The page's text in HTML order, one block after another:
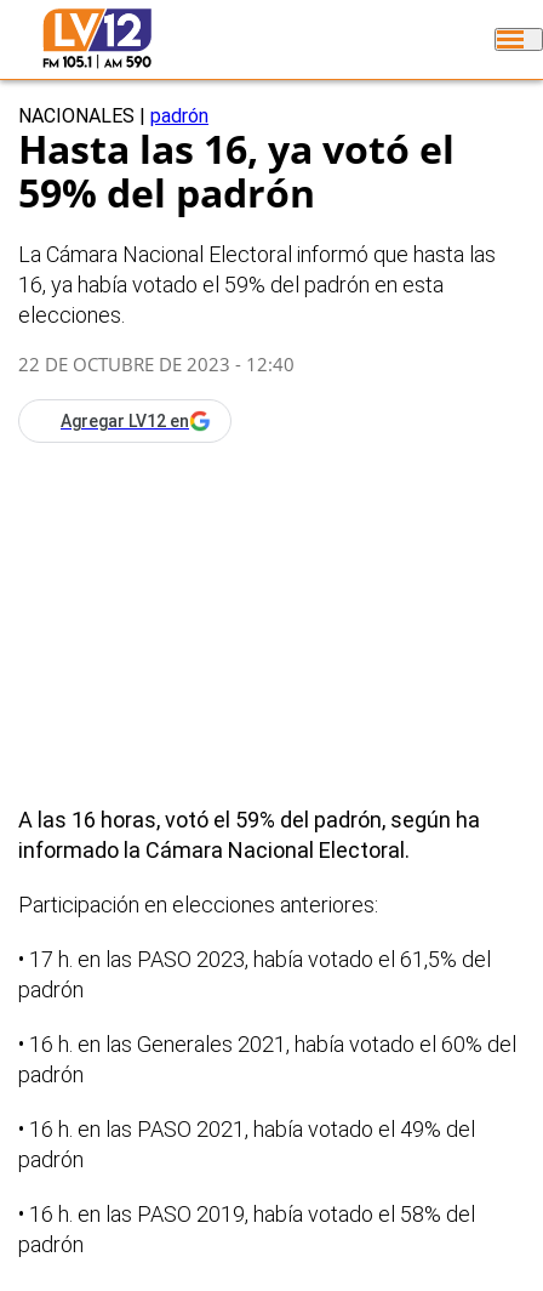
NACIONALES padrón
Hasta las 16, ya votó el
59% del padrón
La Cámara Nacional Electoral informó que hasta las
16, ya había votado el 59% del padrón en esta
elecciones.
22 DE OCTUBRE DE 2023 - 12:40
Agregar LV12 en
A las 16 horas, votó el 59% del padrón, según ha
informado la Cámara Nacional Electoral.
Participación en elecciones anteriores:
• 17 h. en las PASO 2023, había votado el 61,5% del
padrón
• 16 h. en las Generales 2021, había votado el 60% del
padrón
• 16 h. en las PASO 2021, había votado el 49% del
padrón
• 16 h. en las PASO 2019, había votado el 58% del
padrón